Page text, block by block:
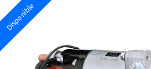
Disponible